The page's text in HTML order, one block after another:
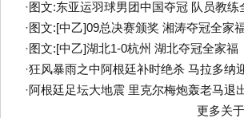
· 图文:东亚运羽球男团中国夺冠 队员教练
· 图文:[中乙]09总决赛颁奖 湘涛夺冠全家
· 图文:[中乙]湖北1-0杭州 湖北夺冠全家福
·狂风暴雨之中阿根廷补时绝杀 马拉多纳
·阿根廷足坛大地震 里克尔梅炮轰老马退
更多关于